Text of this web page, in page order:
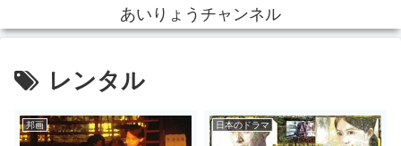
あいりょうチャンネル
レンタル
邦画 日本のドラマ